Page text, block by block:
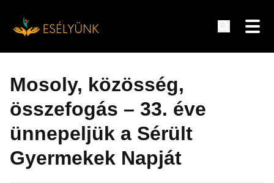
tartalomra
Mosoly, közösség,
összefogás – 33. éve
ünnepeljük a Sérült
Gyermekek Napját